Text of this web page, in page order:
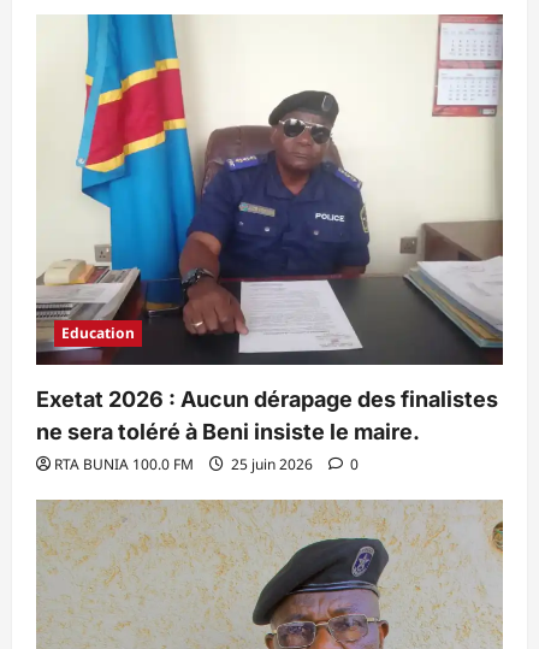
Education
Exetat 2026 : Aucun dérapage des finalistes
ne sera toléré à Beni insiste le maire.
RTA BUNIA 100.0 FM 25 juin 2026 0